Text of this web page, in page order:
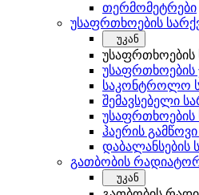
თერმომეტრები
უსაფრთხოების
უკან
უსაფრთხოების
უსაფრთხოების
საკონტროლო
შემავსებელი
უსაფრთხოების
ჰაერის
დაბალანსების
გათბობის
უკან